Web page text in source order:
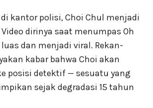
kantor polisi, Choi Chul menjadi
dirinya saat menumpas Oh
dan menjadi viral. Rekan-
kabar bahwa Choi akan
posisi detektif — sesuatu yang
sejak degradasi 15 tahun